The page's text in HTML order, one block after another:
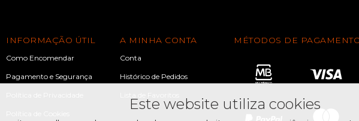
INFORMAÇÃO ÚTIL
Como Encomendar
Pagamento e Segurança
A MINHA CONTA
Conta
Histórico de Pedidos
MÉTODOS DE
Este website utiliza cookies